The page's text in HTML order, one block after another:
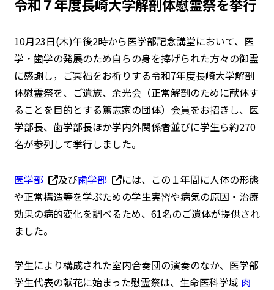
令和７年度長崎大学解剖体慰霊祭を挙行
10月23日(木)午後2時から医学部記念講堂において、医
学・歯学の発展のため自らの身を捧げられた方々の御霊
に感謝し，ご冥福をお祈りする令和7年度長崎大学解剖
体慰霊祭を、ご遺族、余光会（正常解剖のために献体す
ることを目的とする篤志家の団体）会員をお招きし、医
学部長、歯学部長ほか学内外関係者並びに学生ら約270
名が参列して挙行しました。
医学部 及び歯学部
には、この１年間に人体の形態
や正常構造等を学ぶための学生実習や病気の原因・治療
効果の病的変化を調べるため、61名のご遺体が提供され
ました。
学生により構成された室内合奏団の演奏のなか、医学部
学生代表の献花に始まった慰霊祭は、生命医科学域 肉